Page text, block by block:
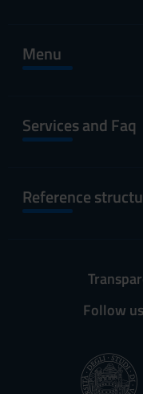
Menu
Services and Faq
Reference
Follow